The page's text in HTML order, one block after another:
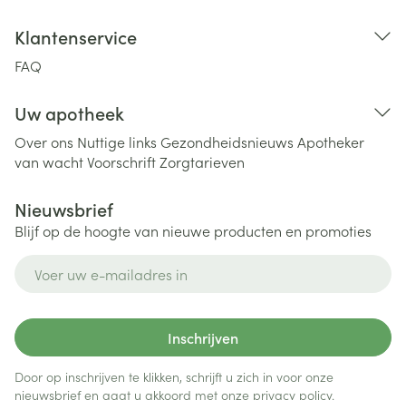
Klantenservice
FAQ
Uw apotheek
Over ons Nuttige links Gezondheidsnieuws Apotheker
van wachtVoorschriftZorgtarieven
Nieuwsbrief
Blijf op de hoogte van nieuwe producten en promoties
Inschrijven
Door op inschrijven te klikken, schrijft u zich in voor onze
nieuwsbrief en gaat u akkoord met onze privacy policy.